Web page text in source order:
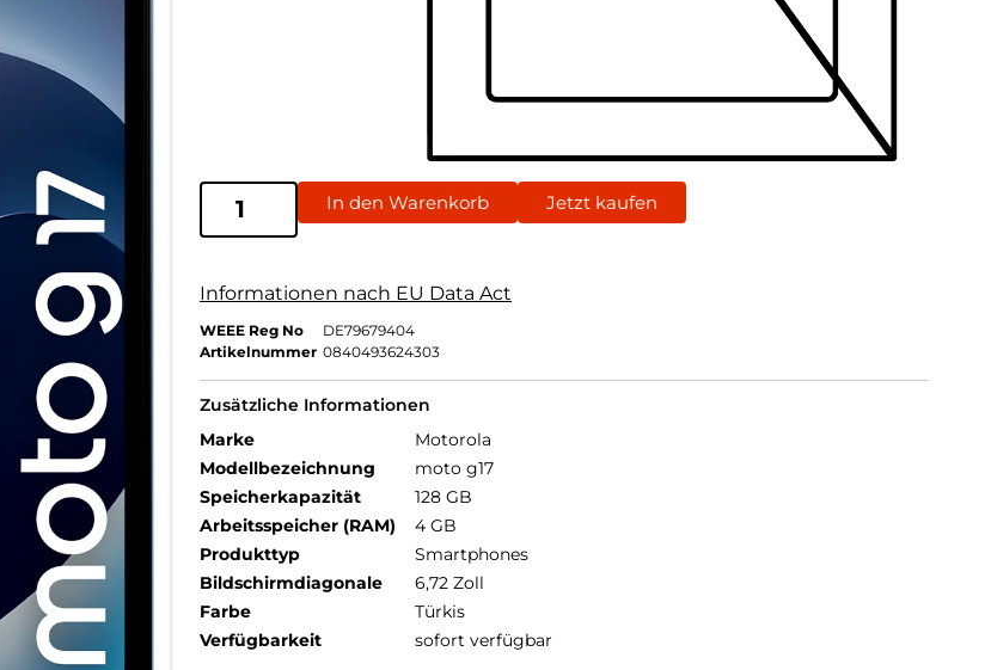
In den Warenkorb Jetzt kaufen
Informationen nach EU Data Act
WEEE Reg No
DE79679404
Artikelnummer 0840493624303
Zusätzliche Informationen
Marke
Motorola
Modellbezeichnung
moto g17
Speicherkapazität
128 GB
Arbeitsspeicher (RAM)
4 GB
Produkttyp
Smartphones
Bildschirmdiagonale
6,72 Zoll
Farbe
Türkis
Verfügbarkeit
sofort verfügbar